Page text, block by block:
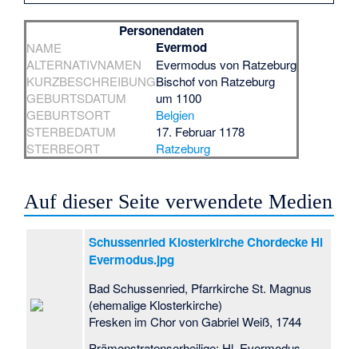
Personendaten
NAME Evermod
ALTERNATIVNAMEN
Evermodus von Ratzeburg
KURZBESCHREIBUNGBischof von Ratzeburg
GEBURTSDATUM
um 1100
GEBURTSORT
Belgien
STERBEDATUM
17. Februar 1178
STERBEORT
Ratzeburg
Auf dieser Seite verwendete Medien
Schussenried Klosterkirche Chordecke Hl
Evermodus.jpg
Bad Schussenried, Pfarrkirche St. Magnus
(ehemalige Klosterkirche)
Fresken im Chor von Gabriel Weiß, 1744